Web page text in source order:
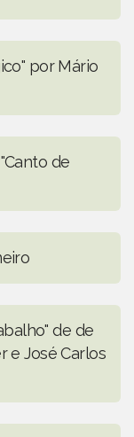
por Mário
de
de de
e José Carlos